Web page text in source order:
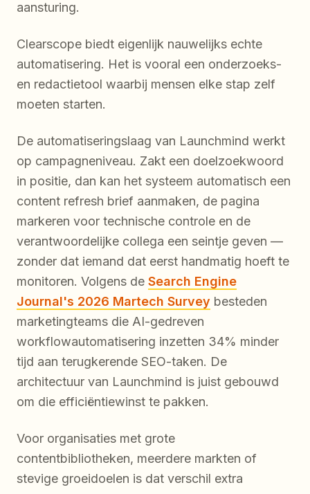
aansturing.
Clearscope biedt eigenlijk nauwelijks echte
automatisering. Het is vooral een onderzoeks-
en redactietool waarbij mensen elke stap zelf
moeten starten.
De automatiseringslaag van Launchmind werkt
op campagneniveau. Zakt een doelzoekwoord
in positie, dan kan het systeem automatisch een
content refresh brief aanmaken, de pagina
markeren voor technische controle en de
verantwoordelijke collega een seintje geven —
zonder dat iemand dat eerst handmatig hoeft te
monitoren. Volgens de Search Engine
Journal's 2026 Martech Survey besteden
marketingteams die AI-gedreven
workflowautomatisering inzetten 34% minder
tijd aan terugkerende SEO-taken. De
architectuur van Launchmind is juist gebouwd
om die efficiëntiewinst te pakken.
Voor organisaties met grote
contentbibliotheken, meerdere markten of
stevige groeidoelen is dat verschil extra